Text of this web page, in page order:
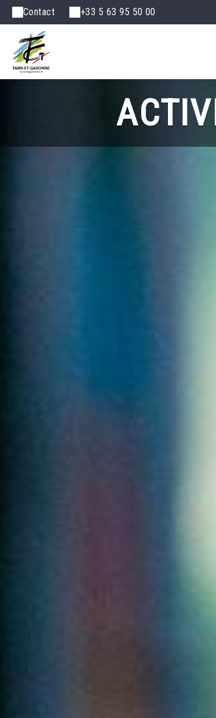
Contact +33 5 63 95 50 00